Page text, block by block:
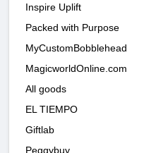
Inspire Uplift
Packed with Purpose
MyCustomBobblehead
MagicworldOnline.com
All goods
EL TIEMPO
Giftlab
Peggybuy